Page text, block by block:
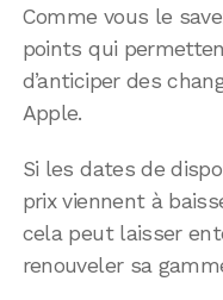
Comme vous le
points qui
d’anticiper des
Apple.
Si les dates de
prix viennent à
cela peut laisser
renouveler sa